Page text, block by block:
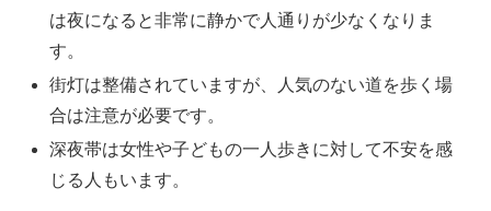
は夜になると非常に静かで人通りが少なくなりま
す。
街灯は整備されていますが、人気のない道を歩く場
合は注意が必要です。
深夜帯は女性や子どもの一人歩きに対して不安を感
じる人もいます。